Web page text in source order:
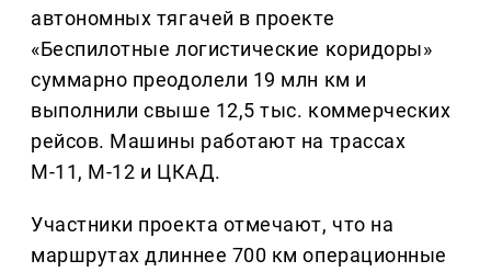
автономных тягачей в проекте
«Беспилотные логистические коридоры»
суммарно преодолели 19 млн км и
выполнили свыше 12,5 тыс. коммерческих
рейсов. Машины работают на трассах
М-11, М-12 и ЦКАД.
Участники проекта отмечают, что на
маршрутах длиннее 700 км операционные